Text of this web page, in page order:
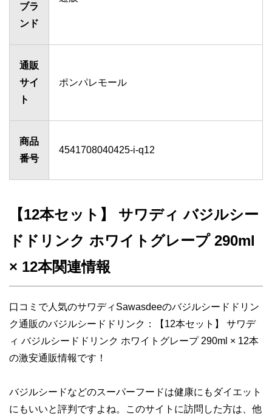
ブラ
ンド
通販
サイ
ト
ポンパレモール
商品
番号
4541708040425-i-q12
【12本セット】 サワディ バジルシー
ドドリンク ホワイトグレープ 290ml
× 12本関連情報
口コミで人気のサワディSawasdeeのバジルシードドリン
ク通販のバジルシードドリンク：【12本セット】 サワデ
ィ バジルシードドリンク ホワイトグレープ 290ml × 12本
の激安通販情報です！
バジルシードなどのスーパーフードは健康にもダイエット
にもいいと評判ですよね。このサイトに訪問した方は、他